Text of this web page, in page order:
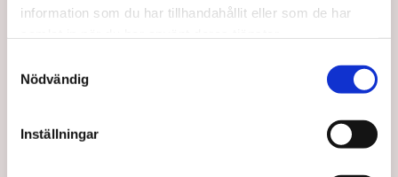
information som du har tillhandahållit eller som de har
Nödvändig
Inställningar